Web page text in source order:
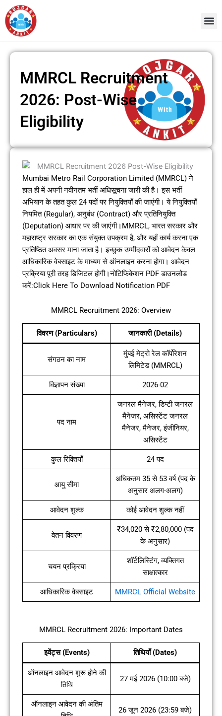
Skip
to
content
MMRCL Recruitment
2026: Post-Wise
Eligibility
Mumbai Metro Rail Corporation Limited (MMRCL) ने
हाल ही में अपनी नवीनतम भर्ती अधिसूचना जारी की है। इस भर्ती
अभियान के तहत कुल 24 पदों पर नियुक्तियाँ की जाएंगी। ये नियुक्तियाँ
नियमित (Regular), अनुबंध (Contract) और प्रतिनियुक्ति
(Deputation) आधार पर की जाएंगी।MMRCL, भारत सरकार और
महाराष्ट्र सरकार का एक संयुक्त उपक्रम है, और यहाँ कार्य करना एक
प्रतिष्ठित अवसर माना जाता है। इच्छुक उम्मीदवारों को आवेदन केवल
आधिकारिक वेबसाइट के माध्यम से ऑनलाइन करना होगा। आवेदन
प्रक्रिया पूरी तरह डिजिटल होगी।नोटिफिकेशन PDF डाउनलोड
करें:Click Here To Download Notification PDF
MMRCL Recruitment 2026: Overview
विवरण (Particulars) जानकारी (Details)
संगठन का नाम
मुंबई मेट्रो रेल कॉर्पोरेशन
लिमिटेड (MMRCL)
विज्ञापन संख्या 2026-02
पद नाम
जनरल मैनेजर, डिप्टी जनरल
मैनेजर, असिस्टेंट जनरल
मैनेजर, मैनेजर, इंजीनियर,
असिस्टेंट
कुल रिक्तियाँ 24 पद
आयु सीमा
अधिकतम 35 से 53 वर्ष (पद के
अनुसार अलग-अलग)
आवेदन शुल्क कोई आवेदन शुल्क नहीं
वेतन विवरण
₹34,020 से ₹2,80,000 (पद
के अनुसार)
चयन प्रक्रिया
शॉर्टलिस्टिंग, व्यक्तिगत
साक्षात्कार
आधिकारिक वेबसाइट MMRCL Official Website
MMRCL Recruitment 2026: Important Dates
इवेंट्स (Events) तिथियाँ (Dates)
ऑनलाइन आवेदन शुरू होने की
तिथि
27 मई 2026 (10:00 बजे)
ऑनलाइन आवेदन की अंतिम
26 जून 2026 (23:59 बजे)